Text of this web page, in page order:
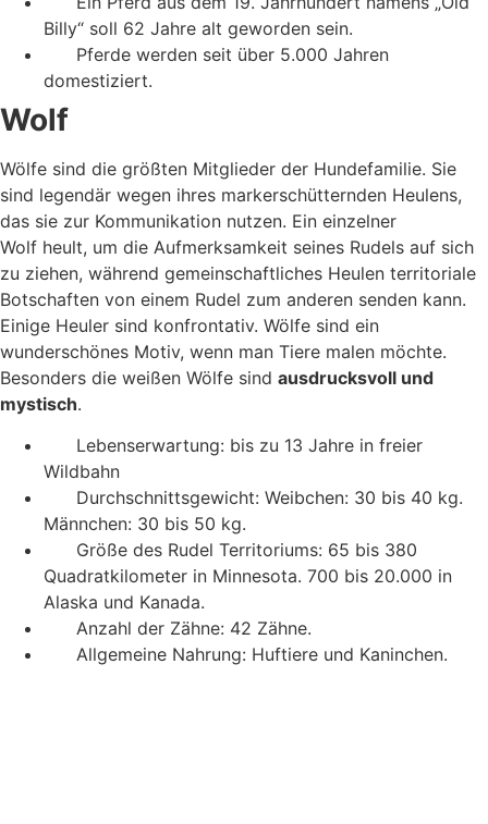
Billy“ soll 62 Jahre alt geworden sein.
Pferde werden seit über 5.000 Jahren
domestiziert.
Wolf
Wölfe sind die größten Mitglieder der Hundefamilie. Sie
sind legendär wegen ihres markerschütternden Heulens,
das sie zur Kommunikation nutzen. Ein einzelner
Wolf heult, um die Aufmerksamkeit seines Rudels auf sich
zu ziehen, während gemeinschaftliches Heulen territoriale
Botschaften von einem Rudel zum anderen senden kann.
Einige Heuler sind konfrontativ. Wölfe sind ein
wunderschönes Motiv, wenn man Tiere malen möchte.
Besonders die weißen Wölfe sind ausdrucksvoll und
mystisch.
Lebenserwartung: bis zu 13 Jahre in freier
Wildbahn
Durchschnittsgewicht: Weibchen: 30 bis 40 kg.
Männchen: 30 bis 50 kg.
Größe des Rudel Territoriums: 65 bis 380
Quadratkilometer in Minnesota. 700 bis 20.000 in
Alaska und Kanada.
Anzahl der Zähne: 42 Zähne.
Allgemeine Nahrung: Huftiere und Kaninchen.